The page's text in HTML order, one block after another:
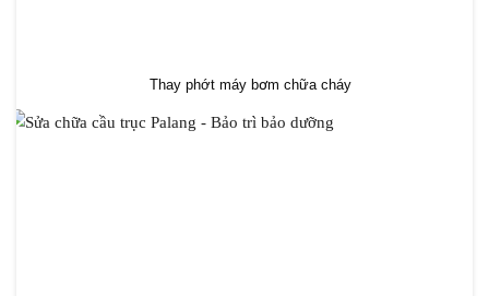
Thay phớt máy bơm chữa cháy